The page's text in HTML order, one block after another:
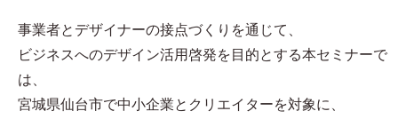
事業者とデザイナーの接点づくりを通じて、
ビジネスへのデザイン活用啓発を目的とする本セミナーで
は、
宮城県仙台市で中小企業とクリエイターを対象に、